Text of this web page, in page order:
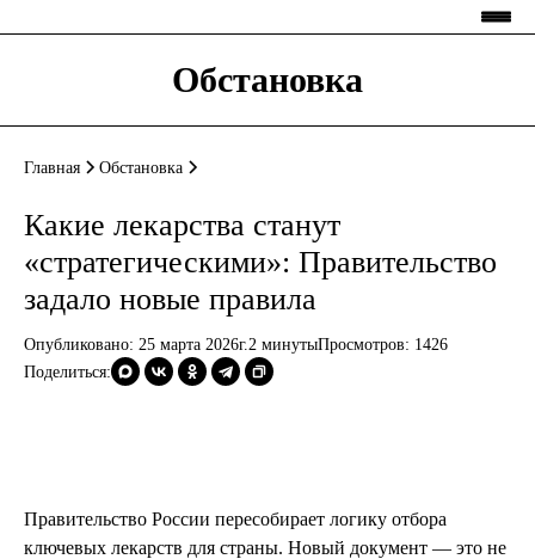
Обстановка
Главная Обстановка
Какие лекарства станут
«стратегическими»: Правительство
задало новые правила
Опубликовано: 25 марта 2026г.2 минутыПросмотров: 1426
Поделиться:
Правительство России пересобирает логику отбора
ключевых лекарств для страны. Новый документ — это не